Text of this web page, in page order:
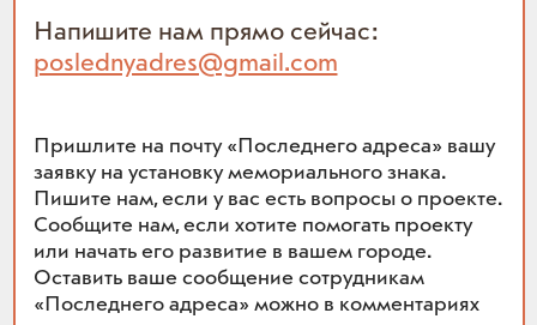
Напишите нам прямо сейчас:
poslednyadres@gmail.com
Пришлите на почту «Последнего адреса» вашу
заявку на установку мемориального знака.
Пишите нам, если у вас есть вопросы о проекте.
Сообщите нам, если хотите помогать проекту
или начать его развитие в вашем городе.
Оставить ваше сообщение сотрудникам
«Последнего адреса» можно в комментариях